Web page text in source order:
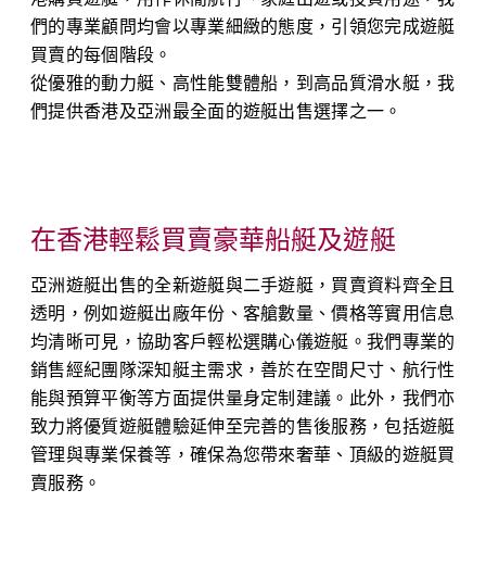
們的專業顧問均會以專業細緻的態度，引領您完成遊艇
買賣的每個階段。
從優雅的動力艇、高性能雙體船，到高品質滑水艇，我
們提供香港及亞洲最全面的遊艇出售選擇之一。
在香港輕鬆買賣豪華船艇及遊艇
亞洲遊艇出售的全新遊艇與二手遊艇，買賣資料齊全且
透明，例如遊艇出廠年份、客艙數量、價格等實用信息
均清晰可見，協助客戶輕松選購心儀遊艇。我們專業的
銷售經紀團隊深知艇主需求，善於在空間尺寸、航行性
能與預算平衡等方面提供量身定制建議。此外，我們亦
致力將優質遊艇體驗延伸至完善的售後服務，包括遊艇
管理與專業保養等，確保為您帶來奢華、頂級的遊艇買
賣服務。